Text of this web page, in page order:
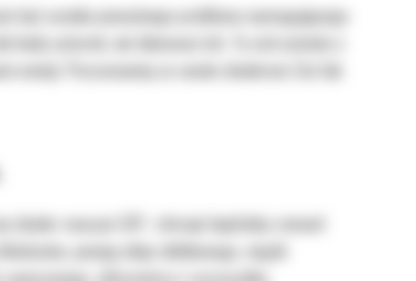
być oznaka poważnego problemu wymagającego
usterek, nie lekceważ ich. To ostrzeżenie o
emisji. Porozmawiaj ze swoim dealerem Cat lub
dealer maszyn CAT- oferuje kapitalny remont
pompę oleju silnikowego, wiązki